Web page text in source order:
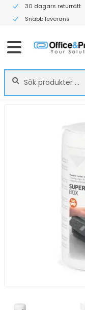
30 dagars returrätt
Snabb leverans
Sök
efter:
Sök